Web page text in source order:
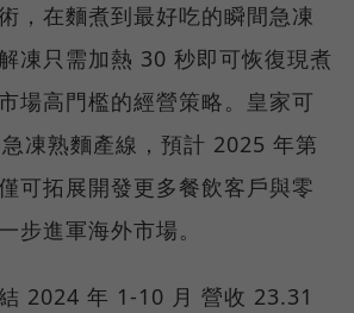
，在麵煮到最好吃的瞬間急凍
凍只需加熱 30 秒即可恢復現煮
場高門檻的經營策略。皇家可
凍熟麵產線，預計 2025 年第
可拓展開發更多餐飲客戶與零
步進軍海外市場。
2024 年 1-10 月 營收 23.31